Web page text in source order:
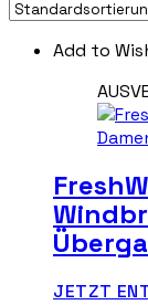
Add to
JETZT